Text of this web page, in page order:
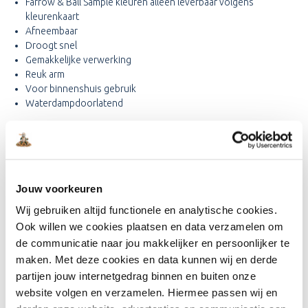
Jouw voorkeuren
Wij gebruiken altijd functionele en analytische cookies.
Ook willen we cookies plaatsen en data verzamelen om
de communicatie naar jou makkelijker en persoonlijker te
maken. Met deze cookies en data kunnen wij en derde
partijen jouw internetgedrag binnen en buiten onze
website volgen en verzamelen. Hiermee passen wij en
Farrow & Ball Sample kleuren alleen leverbaar volgens
kleurenkaart
Afneembaar
Droogt snel
Gemakkelijke verwerking
Reuk arm
Voor binnenshuis gebruik
Waterdampdoorlatend
Stofdroog binnen 2 uur
Is afneembaar en afwasbaar
Gemakkelijk verwerkbaar van 10°C tot 30°C.
De volgende kleuren zijn niet als sample te bestellen:
Archive
Smoked trout
Book room red